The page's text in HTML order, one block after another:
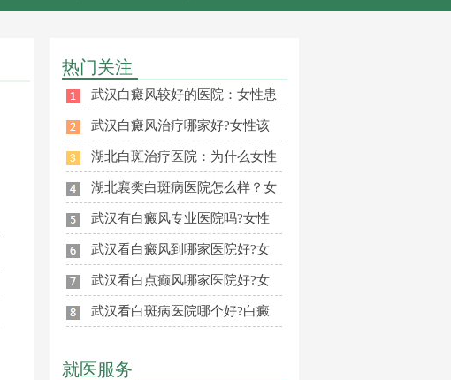
热门关注
武汉白癜风较好的医院：女性患
武汉白癜风治疗哪家好?女性该
湖北白斑治疗医院：为什么女性
湖北襄樊白斑病医院怎么样？女
武汉有白癜风专业医院吗?女性
武汉看白癜风到哪家医院好?女
武汉看白点癫风哪家医院好?女
武汉看白斑病医院哪个好?白癜
就医服务